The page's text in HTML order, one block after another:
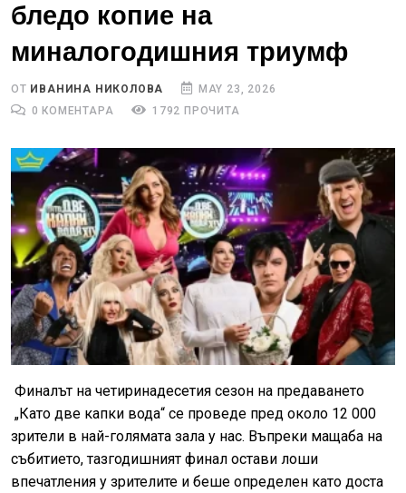
бледо копие на
миналогодишния триумф
ОТ ИВАНИНА НИКОЛОВА
MAY 23, 2026
0 КОМЕНТАРА
1792 ПРОЧИТА
Финалът на четиринадесетия сезон на предаването
„Като две капки вода“ се проведе пред около 12 000
зрители в най-голямата зала у нас. Въпреки мащаба на
събитието, тазгодишният финал остави лоши
впечатления у зрителите и беше определен като доста